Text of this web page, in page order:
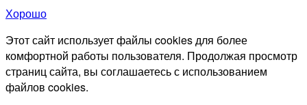
Хорошо
Этот сайт использует файлы cookies для более
комфортной работы пользователя. Продолжая просмотр
страниц сайта, вы соглашаетесь с использованием
файлов cookies.